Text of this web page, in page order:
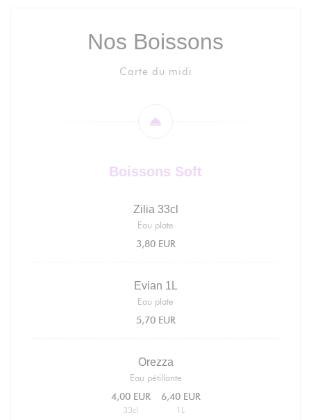
Nos Boissons
Carte du midi
Boissons Soft
Zilia 33cl
Eau plate
3,80 EUR
Evian 1L
Eau plate
5,70 EUR
Orezza
Eau pétillante
4,00 EUR
33cl
6,40 EUR
1L